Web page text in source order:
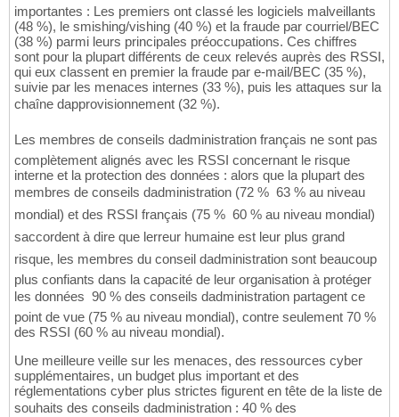
importantes : Les premiers ont classé les logiciels malveillants
(48 %), le smishing/vishing (40 %) et la fraude par courriel/BEC
(38 %) parmi leurs principales préoccupations. Ces chiffres
sont pour la plupart différents de ceux relevés auprès des RSSI,
qui eux classent en premier la fraude par e-mail/BEC (35 %),
suivie par les menaces internes (33 %), puis les attaques sur la
chaîne dapprovisionnement (32 %).
Les membres de conseils dadministration français ne sont pas
complètement alignés avec les RSSI concernant le risque
interne et la protection des données : alors que la plupart des
membres de conseils dadministration (72 %  63 % au niveau
mondial) et des RSSI français (75 %  60 % au niveau mondial)
saccordent à dire que lerreur humaine est leur plus grand
risque, les membres du conseil dadministration sont beaucoup
plus confiants dans la capacité de leur organisation à protéger
les données  90 % des conseils dadministration partagent ce
point de vue (75 % au niveau mondial), contre seulement 70 %
des RSSI (60 % au niveau mondial).
Une meilleure veille sur les menaces, des ressources cyber
supplémentaires, un budget plus important et des
réglementations cyber plus strictes figurent en tête de la liste de
souhaits des conseils dadministration : 40 % des